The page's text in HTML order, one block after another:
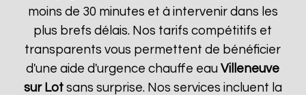
moins de 30 minutes et à intervenir dans les
plus brefs délais. Nos tarifs compétitifs et
transparents vous permettent de bénéficier
d'une aide d'urgence chauffe eauVilleneuve
sur Lotsans surprise. Nos services incluent la